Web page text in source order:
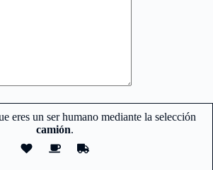
eres un ser humano mediante la selección
camión.